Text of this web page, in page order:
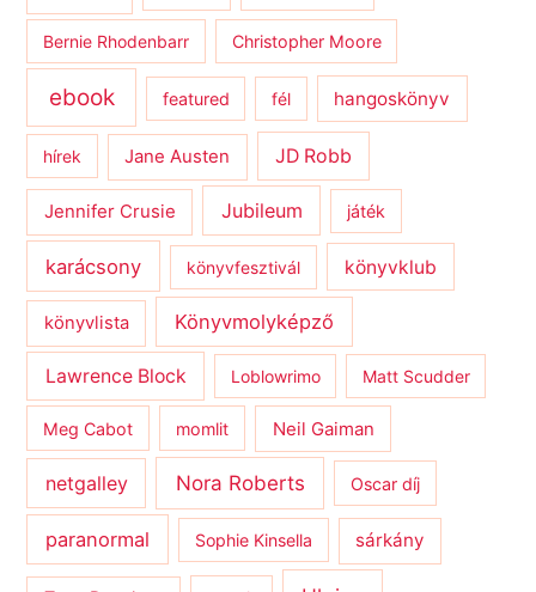
Bernie Rhodenbarr Christopher Moore
ebook featured fél hangoskönyv
hírek Jane Austen JD Robb
Jennifer Crusie Jubileum játék
karácsony könyvfesztivál könyvklub
könyvlista Könyvmolyképző
Lawrence Block Loblowrimo Matt Scudder
Meg Cabot momlit Neil Gaiman
netgalley Nora Roberts Oscar díj
paranormal Sophie Kinsella sárkány